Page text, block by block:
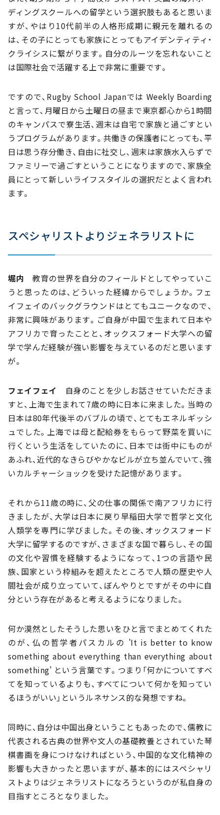
ディングスクールへの留学という選択肢もあると思いま
すが、やはり10代前半の人格形成期に親元を離れるの
は、その子にとっても家族にとってもアイデンティティ・
クライシスに繋がります。自分のルーツを忘れないこと
は国際社会で活躍する上で非常に重要です。
ですので、Rugby School Japanでは Weekly Boarding
と言って、月曜日から土曜日の昼まで東京都心から1時間
のキャンパスで寮生活、週末は自宅で家族と過ごすとい
うプログラムがあります。共働きの保護者にとっても、平
日は思う存分働き、自由に社交し、週末は家族水入らずで
ファミリーで過ごすということになりますので、家族全
員にとって新しいライフスタイルの選択だとよく言われ
ます。
スペシャリストよりジェネラリストに
堀内 教育の世界を自分のフィールドとしてやっていこ
うと思ったのは、どういった経緯からでしょうか。フェ
イフェイのバックグラウンドはとてもユニークなので、
非常に興味があります。ご自身が中国で生まれて日本や
アフリカで育ったことと、オックスフォード大学への留
学で学んだ経験が強い影響を与えているのだと思います
が。
フェイフェイ
自身のことを少しお話させていただきま
すと、上海で生まれて7歳の時に日本に来ました。当時の
日本は80年代後半のバブルの頃で、とてもエネルギッシ
ュでした。上海では母と配給券をもらって野菜を買いに
行くという生活をしていたのに、日本では街中にものが
あふれ、近代的なきらびやかなビルが立ち並んでいて、強
いカルチャーショックを受けた記憶があります。
それから11歳の時に、父の仕事の関係で南アフリカに行
きましたが、大学は日本に戻り早稲田大学で哲学と文化
人類学を専門に学びました。その後、オックスフォード
大学に留学するのですが、さまざまな国で暮らし、その国
の文化や習慣を経験するようになって、1つの言語や民
族、国家という枠組みを超えたところで人類の歴史や人
間社会が成り立っていて、ぼんやりとですがその中に自
分という存在があると考えるようになりました。
何か漠然としたそうした思いをひと言でまとめてくれた
のが、仏の哲学者パスカルの 'It is better to know
something about everything than everything about
something' という言葉です。つまり「何かについてすべ
てを知っているよりも、すべてについて何かを知ってい
るほうがいい」というルネサンス的な発想ですね。
同時に、自分は中国出身ということもあったので、儒教に
代表される古典の世界や文人の基礎教養とされていた琴
棋書画を身につけなければという、中国的な文化精神の
影響も大きかったと思いますが、基本的にはスペシャリ
ストよりはジェネラリストになろうというのが私自身の
目指すところとなりました。